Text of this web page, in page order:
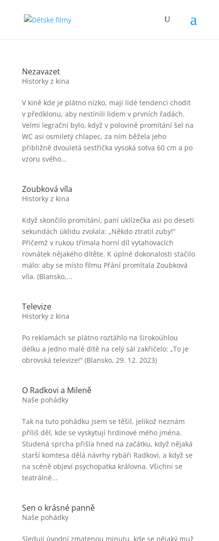
Nezavazet
Historky z kina
V kině kde je plátno nízko, mají lidé tendenci chodit
v předklonu, aby nestínili lidem v prvních řadách.
Velmi legrační bylo, když v polovině promítání šel na
WC asi osmiletý chlapec, za ním běžela jeho
přibližně dvouletá sestřička vysoká sotva 60 cm a po
vzoru svého...
Zoubková víla
Historky z kina
Když skončilo promítání, paní uklízečka asi po deseti
sekundách úklidu zvolala: „Někdo ztratil zuby!“
Přičemž v rukou třímala horní díl vytahovacích
rovnátek nějakého dítěte. K úplné dokonalosti stačilo
málo: aby se místo filmu Přání promítala Zoubková
víla. (Blansko,...
Televize
Historky z kina
Po reklamách se plátno roztáhlo na širokoúhlou
délku a jedno malé dítě na celý sál zakřičelo: „To je
obrovská televize!“ (Blansko, 29. 12. 2023)
O Radkovi a Mileně
Naše pohádky
Tak na tuto pohádku jsem se těšil, jelikož neznám
příliš děl, kde se vyskytují hrdinové mého jména.
Studená sprcha přišla hned na začátku, když nějaká
starší komtesa dělá návrhy rybáři Radkovi, a když se
na scéně objeví psychopatka královna. Všichni se
teatrálně...
Sen o krásné panně
Naše pohádky
Sleduji úvodní zmatenou minutu, kde se nějaký muž